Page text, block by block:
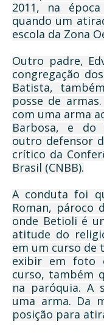
2011, na
quando um
escola da Zona
Outro padre,
congregação
Batista,
posse de
com uma arma
Barbosa, e do
outro defensor
crítico da
Brasil (CNBB).
A conduta foi
Roman, pároco
onde Betioli é
atitude do
em um curso de
exibir em foto
curso, também
na paróquia. A
uma arma. Da
posição para